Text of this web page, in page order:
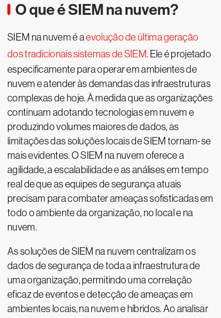
O que é SIEM na nuvem?
SIEM na nuvem é aevolução de última geração
dos tradicionais sistemas de SIEM. Ele é projetado
especificamente para operar em ambientes de
nuvem e atender às demandas das infraestruturas
complexas de hoje. À medida que as organizações
continuam adotando tecnologias em nuvem e
produzindo volumes maiores de dados, as
limitações das soluções locais de SIEM tornam-se
mais evidentes. O SIEM na nuvem oferece a
agilidade, a escalabilidade e as análises em tempo
real de que as equipes de segurança atuais
precisam para combater ameaças sofisticadas em
todo o ambiente da organização, no local e na
nuvem.
As soluções de SIEM na nuvem centralizam os
dados de segurança de toda a infraestrutura de
uma organização, permitindo uma correlação
eficaz de eventos e detecção de ameaças em
ambientes locais, na nuvem e híbridos. Ao analisar